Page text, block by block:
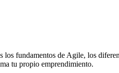
fundamentos de Agile, los
tu propio emprendimiento.